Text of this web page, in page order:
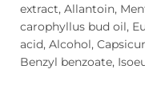
extract, Allantoin,
carophyllus bud oil,
acid, Alcohol,
Benzyl benzoate,